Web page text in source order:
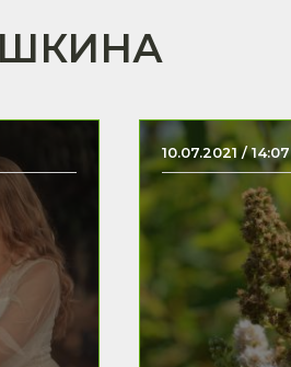
10.07.2021 / 14:07